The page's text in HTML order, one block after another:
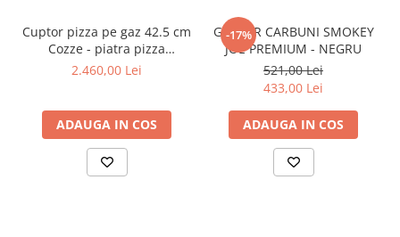
Burlane fi 120
Burlane fi 130
Burlane fi 160
Burlane fi 180
Burlane fi 200
Burlane fi 220
Cuptor pizza pe gaz 42.5 cm
Cozze - piatra pizza
rotativa, lumina LED +
2.460,00 Lei
ADAUGA IN COS
-17%
GRATAR CARBUNI SMOKEY
JOE PREMIUM - NEGRU
521,00 Lei
433,00 Lei
ADAUGA IN COS